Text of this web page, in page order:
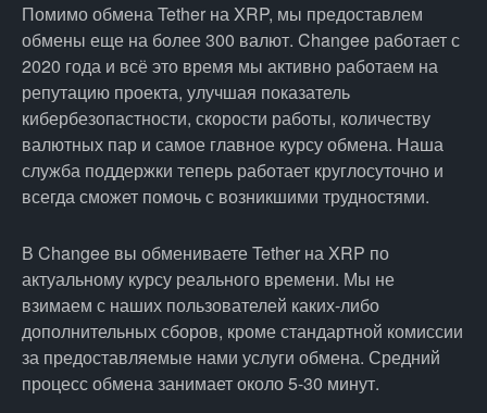
Помимо обмена Tether на XRP, мы предоставлем
обмены еще на более 300 валют. Changee работает с
2020 года и всё это время мы активно работаем на
репутацию проекта, улучшая показатель
кибербезопастности, скорости работы, количеству
валютных пар и самое главное курсу обмена. Наша
служба поддержки теперь работает круглосуточно и
всегда сможет помочь с возникшими трудностями.
В Changee вы обмениваете Tether на XRP по
актуальному курсу реального времени. Мы не
взимаем с наших пользователей каких-либо
дополнительных сборов, кроме стандартной комиссии
за предоставляемые нами услуги обмена. Средний
процесс обмена занимает около 5-30 минут.